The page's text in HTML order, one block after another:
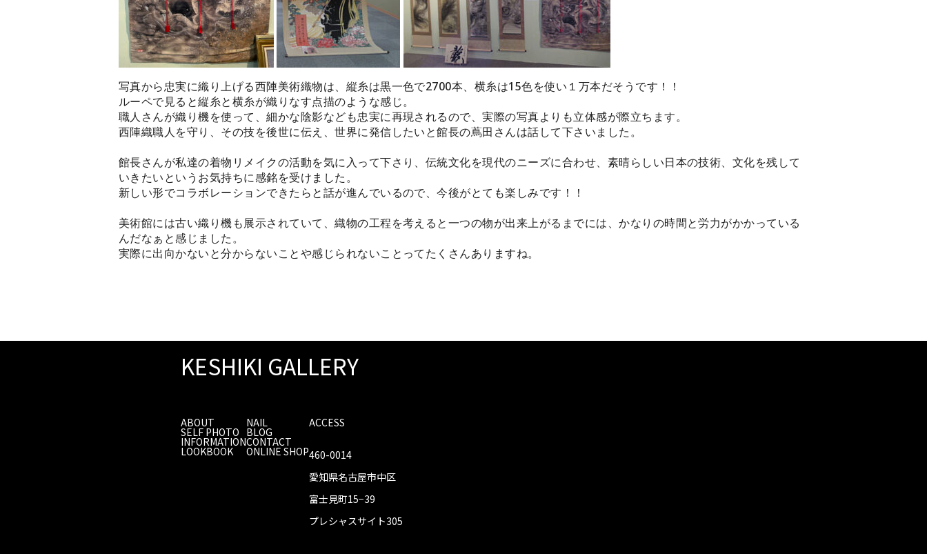
写真から忠実に織り上げる西陣美術織物は、縦糸は黒一色で2700本、横糸は15色を使い１万本だそうです！！
ルーペで見ると縦糸と横糸が織りなす点描のような感じ。
職人さんが織り機を使って、細かな陰影なども忠実に再現されるので、実際の写真よりも立体感が際立ちます。
西陣織職人を守り、その技を後世に伝え、世界に発信したいと館長の蔦田さんは話して下さいました。
館長さんが私達の着物リメイクの活動を気に入って下さり、伝統文化を現代のニーズに合わせ、素晴らしい日本の技術、文化を残して
いきたいというお気持ちに感銘を受けました。
新しい形でコラボレーションできたらと話が進んでいるので、今後がとても楽しみです！！
美術館には古い織り機も展示されていて、織物の工程を考えると一つの物が出来上がるまでには、かなりの時間と労力がかかっている
んだなぁと感じました。
実際に出向かないと分からないことや感じられないことってたくさんありますね。
KESHIKI GALLERY
ABOUT
SELF PHOTO
INFORMATION
LOOKBOOK
NAIL
BLOG
CONTACT
ONLINE SHOP
ACCESS
460-0014
愛知県名古屋市中区
富士見町15−39
プレシャスサイト305